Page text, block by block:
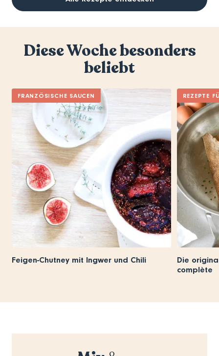
Diese Woche besonders
beliebt
FRANZÖSISCHE SAUCEN
Feigen-Chutney mit Ingwer und Chili
REZEPTE
Die
complète